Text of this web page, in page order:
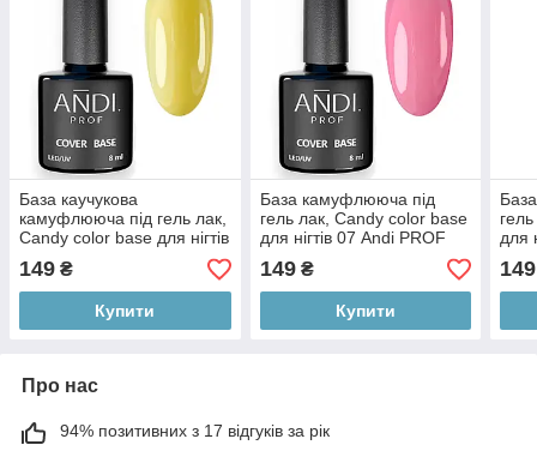
База каучукова
камуфлююча під гель лак,
Candy color base для нігтів
№16 Andi PROF
149 ₴
Купити
База камуфлююча під
гель лак, Candy color base
для нігтів 07 Andi PROF
149₴
Купити
для
149
Про нас
94% позитивних з 17 відгуків за рік